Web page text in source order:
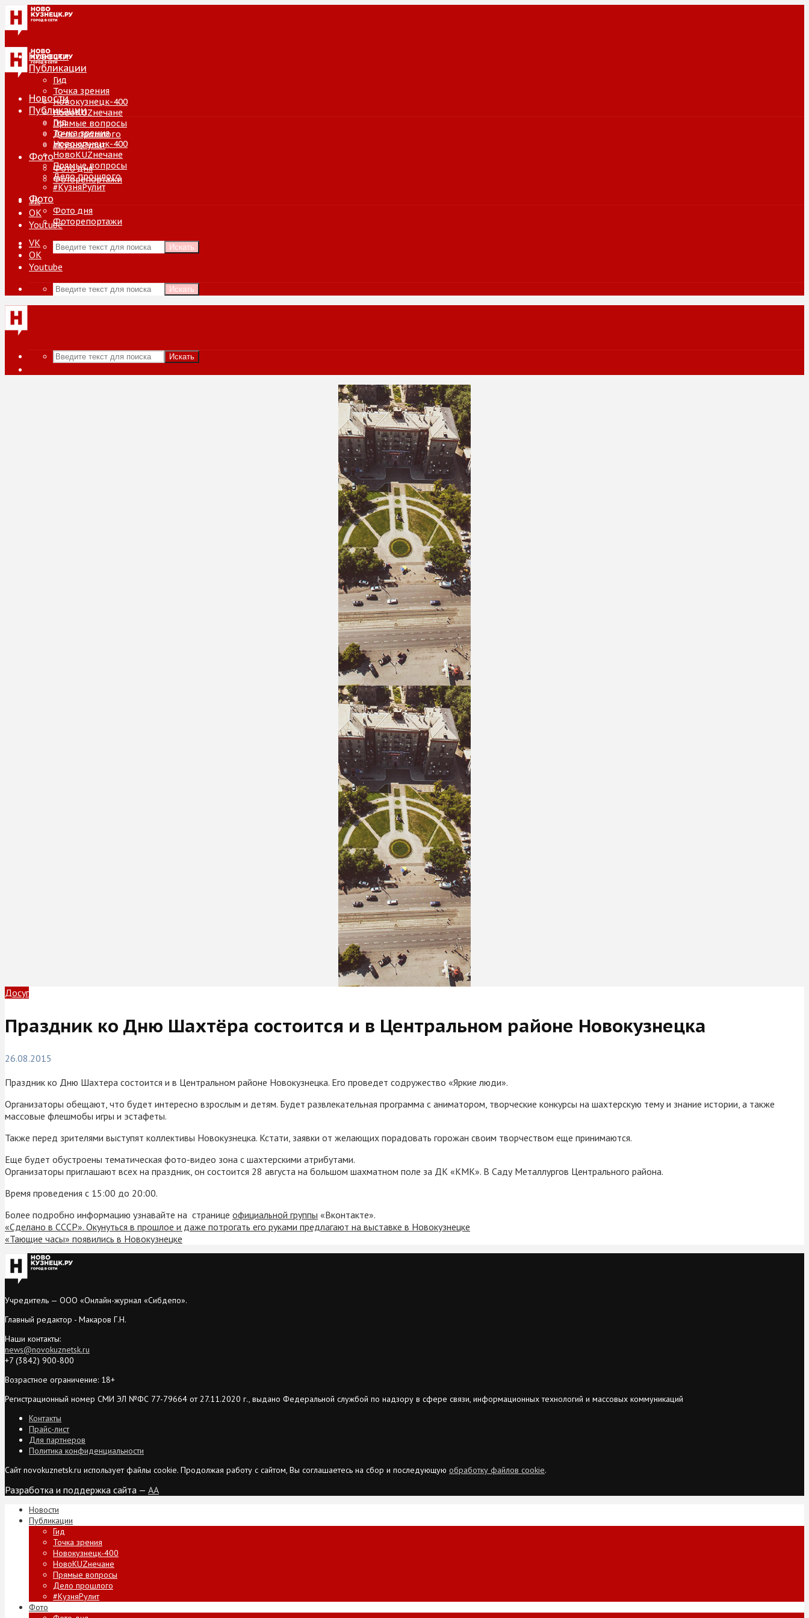
Новости
Публикации
Гид
Точка зрения
Новокузнецк-400
НовоKUZнечане
Прямые вопросы
Дело прошлого
#КузняРулит
Фото
Фото дня
Фоторепортажи
VK
ОК
Youtube
Искать
Новости
Публикации
Гид
Точка зрения
Новокузнецк-400
НовоKUZнечане
Прямые вопросы
Дело прошлого
#КузняРулит
Фото
Фото дня
Фоторепортажи
VK
ОК
Youtube
Искать
Искать
Досуг
Праздник ко Дню Шахтёра состоится и в Центральном районе Новокузнецка
26.08.2015
Праздник ко Дню Шахтера состоится и в Центральном районе Новокузнецка. Его проведет содружество «Яркие люди».
Организаторы обещают, что будет интересно взрослым и детям. Будет развлекательная программа с аниматором, творческие конкурсы на шахтерскую тему и знание истории, а также
массовые флешмобы игры и эстафеты.
Также перед зрителями выступят коллективы Новокузнецка. Кстати, заявки от желающих порадовать горожан своим творчеством еще принимаются.
Еще будет обустроены тематическая фото-видео зона с шахтерскими атрибутами.
Организаторы приглашают всех на праздник, он состоится 28 августа на большом шахматном поле за ДК «КМК». В Саду Металлургов Центрального района.
Время проведения с 15:00 до 20:00.
Более подробно информацию узнавайте на странице официальной группы «Вконтакте».
«Сделано в СССР». Окунуться в прошлое и даже потрогать его руками предлагают на выставке в Новокузнецке
«Тающие часы» появились в Новокузнецке
Учредитель — ООО «Онлайн-журнал «Сибдепо».
Главный редактор - Макаров Г.Н.
Наши контакты:
news@novokuznetsk.ru
+7 (3842) 900-800
Возрастное ограничение: 18+
Регистрационный номер СМИ ЭЛ №ФС 77-79664 от 27.11.2020 г., выдано Федеральной службой по надзору в сфере связи, информационных технологий и массовых коммуникаций
Контакты
Прайс-лист
Для партнеров
Политика конфиденциальности
Сайт novokuznetsk.ru использует файлы cookie. Продолжая работу с сайтом, Вы соглашаетесь на сбор и последующую обработку файлов cookie.
Разработка и поддержка сайта — AA
Новости
Публикации
Гид
Точка зрения
Новокузнецк-400
НовоKUZнечане
Прямые вопросы
Дело прошлого
#КузняРулит
Фото